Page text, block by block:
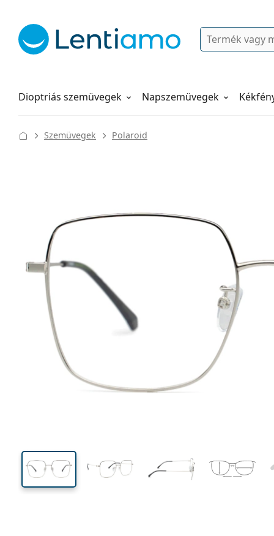
Keresés
Folyadékok
Dioptriás szemüvegek Napszemüvegek
Hogyan rendeljen
Szemüvegek Polaroid
51 mm
Lencsemagasság Lencseszélesség